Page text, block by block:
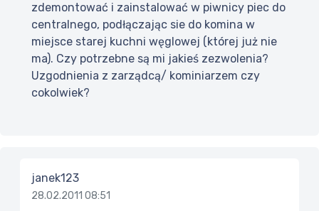
zdemontować i zainstalować w piwnicy piec do
centralnego, podłączając sie do komina w
miejsce starej kuchni węglowej (której już nie
ma). Czy potrzebne są mi jakieś zezwolenia?
Uzgodnienia z zarządcą/ kominiarzem czy
cokolwiek?
janek123
28.02.2011 08:51